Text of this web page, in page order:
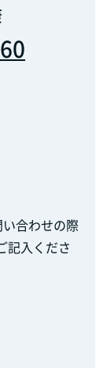
合わせの際
記入くださ